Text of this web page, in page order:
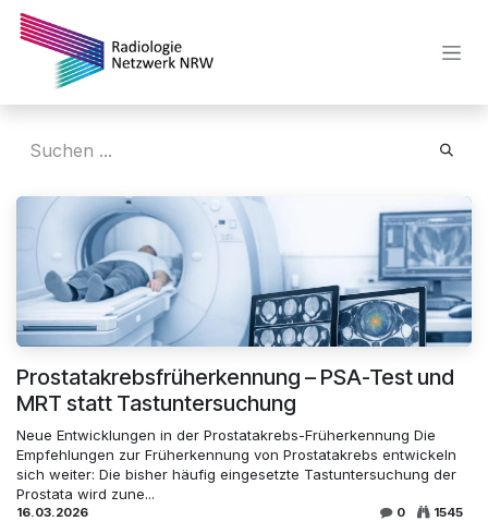
Prostatakrebsfrüherkennung – PSA-Test und
MRT statt Tastuntersuchung
Neue Entwicklungen in der Prostatakrebs-Früherkennung Die
Empfehlungen zur Früherkennung von Prostatakrebs entwickeln
sich weiter: Die bisher häufig eingesetzte Tastuntersuchung der
Prostata wird zune...
16.03.2026 0 1545